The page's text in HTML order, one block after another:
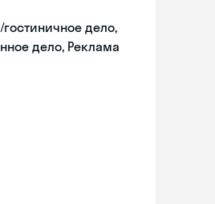
дело,
дело, Реклама